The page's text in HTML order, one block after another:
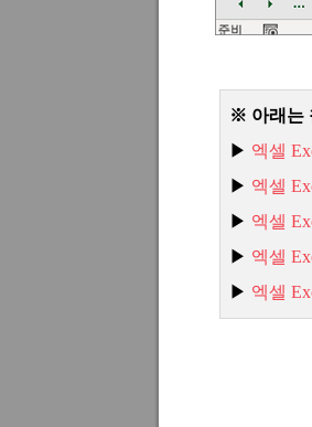
※ 아래는
▶ 엑셀
▶ 엑셀
▶ 엑셀
▶ 엑셀
▶ 엑셀